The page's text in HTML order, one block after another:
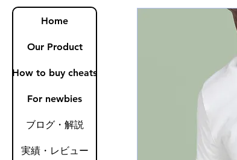
Home
Our Product
How to buy cheats
For newbies
ブログ・解説
実績・レビュー